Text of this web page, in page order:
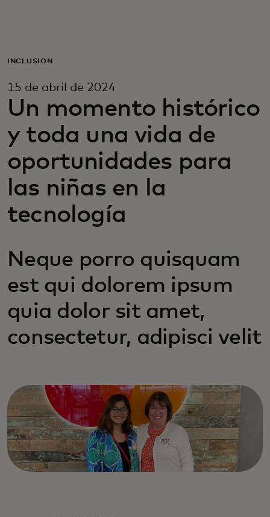
Para empresas
Para innovadores
Noticias y tendencias
INCLUSIÓN
15 de abril de 2024
Un momento histórico
y toda una vida de
oportunidades para
las niñas en la
tecnología
Neque porro quisquam
est qui dolorem ipsum
quia dolor sit amet,
consectetur, adipisci velit